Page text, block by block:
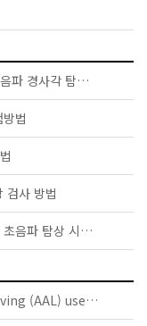
KS B 0897 - 알루미늄 맞대기 용접부의 초음파 경사각 탐상 시험방법
법
검사 방법
KS D 0248 - 탄소강 및 저합금강 단강품의 초음파 탐상 시험방법
IEC TS 63134:2020 - Active assisted living (AAL) use cases